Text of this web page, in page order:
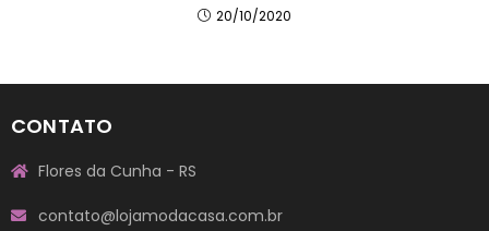
20/10/2020
CONTATO
Flores da Cunha - RS
contato@lojamodacasa.com.br